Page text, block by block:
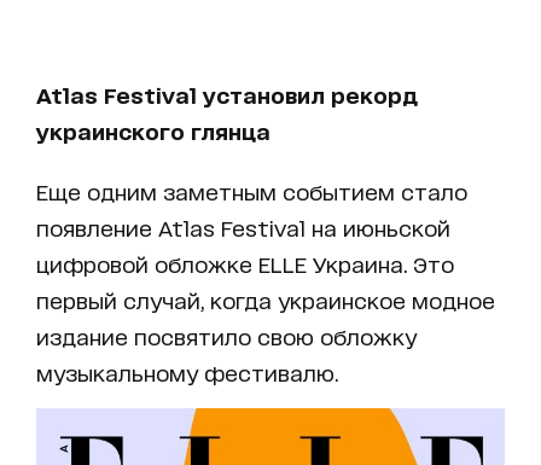
Atlas Festival установил рекорд
украинского глянца
Еще одним заметным событием стало
появление Atlas Festival на июньской
цифровой обложке ELLE Украина. Это
первый случай, когда украинское модное
издание посвятило свою обложку
музыкальному фестивалю.